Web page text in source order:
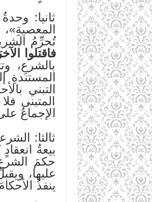
ثانيا:
تُحرِّمُ
فاقتلوا
بالشرعِ،
المستندةِ
التبني
المتبنى
الإجماعُ
ثالثا:
بيعةُ
حكمَ
عليها،
ينفذُ